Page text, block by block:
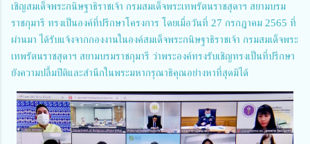
เชิญสมเด็จพระกนิษฐาธิราชเจ้า กรมสมเด็จพระเทพรัตนราชสุดาฯ สยามบรม
ราชกุมารี ทรงเป็นองค์ที่ปรึกษาโครงการ โดยเมื่อวันที่ 27 กรกฎาคม 2565 ที่
ผ่านมา ได้รับแจ้งจากกองงานในองค์สมเด็จพระกนิษฐาธิราชเจ้า กรมสมเด็จพระ
เทพรัตนราชสุดาฯ สยามบรมราชกุมารี ว่าพระองค์ทรงรับเชิญทรงเป็นที่ปรึกษา
ยังความปลื้มปีติและสำนึกในพระมหากรุณาธิคุณอย่างหาที่สุดมิได้